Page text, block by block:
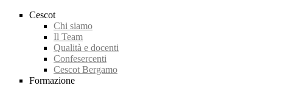
Cescot
Chi siamo
Il Team
Qualità e docenti
Confesercenti
Cescot Bergamo
Formazione